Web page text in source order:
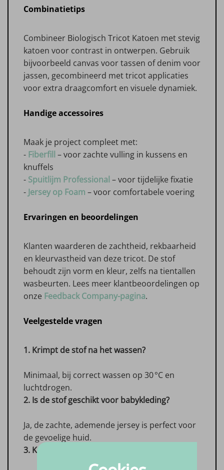
Combinatietips
Combineer Biologisch Tricot Katoen met stevig
katoen voor contrast in ontwerpen. Gebruik
bijvoorbeeld canvas voor tassen of denim voor
jassen, gecombineerd met tricot applicaties
voor extra draagcomfort en visuele dynamiek.
Handige accessoires
Maak je project compleet met:
- Fiberfill – voor zachte vulling in kussens en
knuffels
- Spuitlijm Professional – voor tijdelijke fixatie
- Jersey op Foam – voor comfortabele voering
Ervaringen en beoordelingen
Klanten waarderen de zachtheid, rekbaarheid
en kleurvastheid van deze tricot. De stof
behoudt zijn vorm en kleur, zelfs na tientallen
wasbeurten. Lees meer klantbeoordelingen op
onze Feedback Company-pagina.
Veelgestelde vragen
1. Krimpt de stof na het wassen?
Minimaal, bij correct wassen op 30 °C en
luchtdrogen.
2. Is de stof geschikt voor babykleding?
Ja, de zachte, ademende jersey is perfect voor
de gevoelige huid.
3. Kan ik professionele reiniging toepassen?